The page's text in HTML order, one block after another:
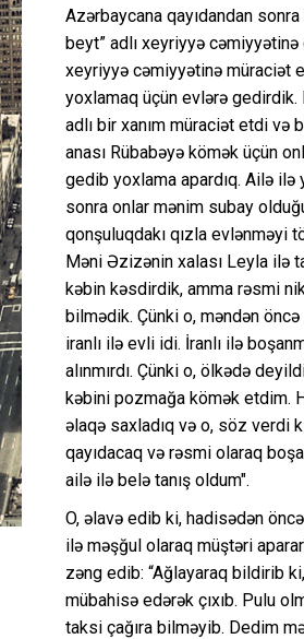
Azərbaycana qayıdandan
beyt” adlı xeyriyyə
xeyriyyə cəmiyyətinə müraciət
yoxlamaq üçün evlərə gedirdik.
adlı bir xanım müraciət etdi və
anası Rübabəyə kömək üçün
gedib yoxlama apardıq. Ailə ilə
sonra onlar mənim subay
qonşuluqdakı qızla evlənməyi
Məni Əzizənin xalası Leyla ilə
kəbin kəsdirdik, amma rəsmi
bilmədik. Çünki o, məndən
iranlı ilə evli idi. İranlı ilə
alınmırdı. Çünki o, ölkədə
kəbini pozmağa kömək etdim.
əlaqə saxladıq və o, söz verdi
qayıdacaq və rəsmi olaraq
ailə ilə belə tanış oldum".
O, əlavə edib ki, hadisədən
ilə məşğul olaraq müştəri
zəng edib: “Ağlayaraq bildirib
mübahisə edərək çıxıb. Pulu
taksi çağıra bilməyib. Dedim